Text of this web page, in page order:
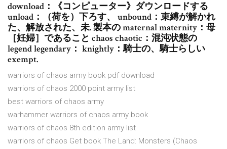
download：《コンピューター》ダウンロードする
unload：（荷を）下ろす、 unbound：束縛が解かれ
た、解放された、未. 製本の maternal maternity：母
［妊婦］であること chaos chaotic：混沌状態の
legend legendary： knightly：騎士の、騎士らしい
exempt.
warriors of chaos army book pdf download
warriors of chaos 2000 point army list
best warriors of chaos army
warhammer warriors of chaos army book
warriors of chaos 8th edition army list
warriors of chaos Get book The Land: Monsters (Chaos